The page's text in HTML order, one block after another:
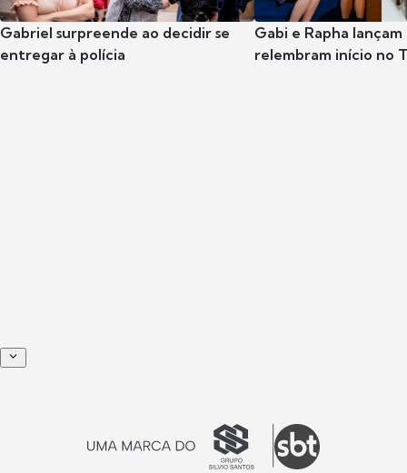
Gabriel surpreende ao decidir se
entregar à polícia
Gabi e Rapha
relembram início no